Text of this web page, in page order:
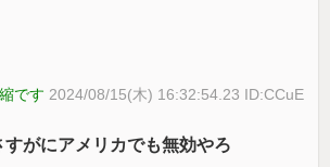
です 2024/08/15(木) 16:32:54.23 ID:CCuE
がにアメリカでも無効やろ